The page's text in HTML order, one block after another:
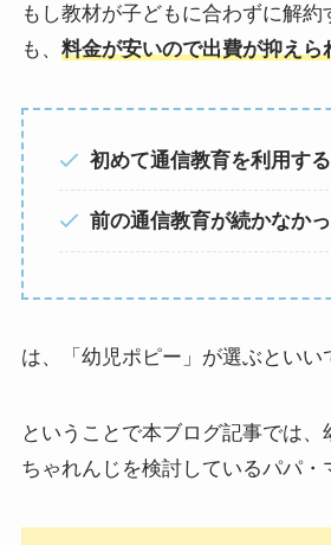
もし教材が子どもに合わずに解約
も、 料金が安いので出費が抑えら
初めて通信教育を利用す
前の通信教育が続かなか
は、「幼児ポピー」が選ぶといい
ということで本ブログ記事では、
ちゃれんじを検討しているパパ・